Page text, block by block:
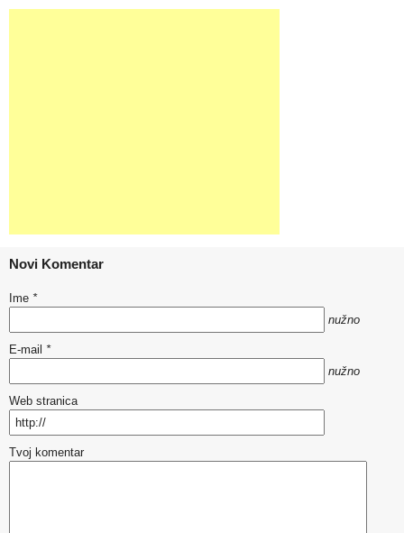
Novi Komentar
Ime *
nužno
E-mail *
nužno
Web stranica
Tvoj komentar